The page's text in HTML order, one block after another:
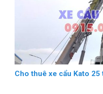
Cho thuê xe cẩu Kato 25